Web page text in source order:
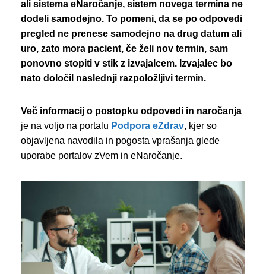
ali sistema eNaročanje, sistem novega termina ne
dodeli samodejno. To pomeni, da se po odpovedi
pregled ne prenese samodejno na drug datum ali
uro, zato mora pacient, če želi nov termin, sam
ponovno stopiti v stik z izvajalcem. Izvajalec bo
nato določil naslednji razpoložljivi termin.
Več informacij o postopku odpovedi in naročanja
je na voljo na portalu Podpora eZdrav, kjer so
objavljena navodila in pogosta vprašanja glede
uporabe portalov zVem in eNaročanje.